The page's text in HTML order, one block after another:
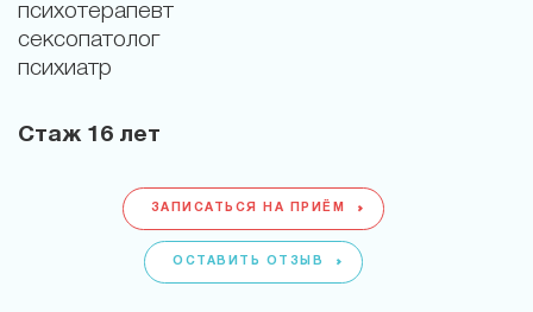
психотерапевт
сексопатолог
психиатр
Стаж 16 лет
ЗАПИСАТЬСЯ НА ПРИЁМ
ОСТАВИТЬ ОТЗЫВ